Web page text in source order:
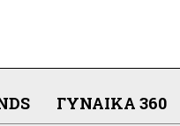
ΓΥΝΑΊΚΑ 360